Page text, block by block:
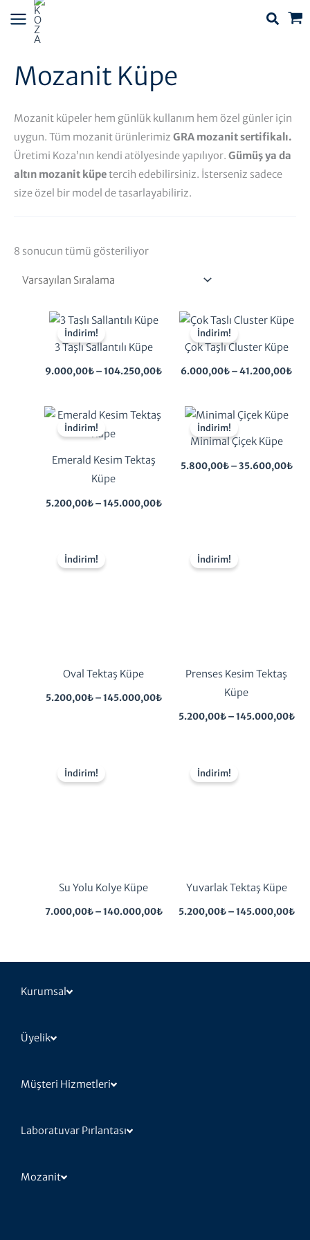
atla
Mozanit Küpe
Mozanit küpeler hem günlük kullanım hem özel günler için
uygun. Tüm mozanit ürünlerimiz GRA mozanit sertifikalı.
Üretimi Koza’nın kendi atölyesinde yapılıyor. Gümüş ya da
altın mozanit küpetercih edebilirsiniz. İsterseniz sadece
size özel bir model de tasarlayabiliriz.
8 sonucun tümü gösteriliyor
İndirim!
3 Taşlı Sallantılı Küpe
9.000,00₺–104.250,00₺
Fiyat
aralığı:
9.000,00₺
İndirim!
Çok Taşlı Cluster Küpe
6.000,00₺–41.200,00₺
İndirim!
Emerald Kesim Tektaş
Küpe
5.200,00₺–145.000,00₺
5.200,00₺
İndirim!
Minimal Çiçek Küpe
5.800,00₺–35.600,00₺
İndirim!
Oval Tektaş Küpe
5.200,00₺–145.000,00₺
5.200,00₺
İndirim!
Prenses Kesim Tektaş
Küpe
5.200,00₺–145.000,00₺
İndirim!
Su Yolu Kolye Küpe
7.000,00₺–140.000,00₺
7.000,00₺
İndirim!
Yuvarlak Tektaş Küpe
5.200,00₺–145.000,00₺
Kurumsal
Üyelik
Müşteri Hizmetleri
Laboratuvar Pırlantası
Mozanit